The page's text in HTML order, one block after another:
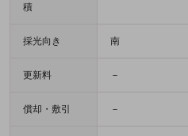
積
採光向き 南
更新料 －
償却・敷引 －